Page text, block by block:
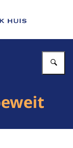
Koninklijk Huis